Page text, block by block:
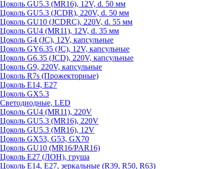
Цоколь GU5.3 (MR16), 12V, d. 50 мм
Цоколь GU5.3 (JCDR), 220V, d. 50 мм
Цоколь GU10 (JCDRC), 220V, d. 55 мм
Цоколь GU4 (MR11), 12V, d. 35 мм
Цоколь G4 (JC), 12V, капсульные
Цоколь GY6.35 (JC), 12V, капсульные
Цоколь G6.35 (JCD), 220V, капсульные
Цоколь G9, 220V, капсульные
Цоколь R7s (Прожекторные)
Цоколь E14, E27
Цоколь GX5.3
Светодиодные, LED
Цоколь GU4 (MR11), 220V
Цоколь GU5.3 (MR16), 220V
Цоколь GU5.3 (MR16), 12V
Цоколь GX53, G53, GX70
Цоколь GU10 (MR16/PAR16)
Цоколь Е27 (ЛОН), груша
Цоколь Е14, Е27, зеркальные (R39, R50, R63)